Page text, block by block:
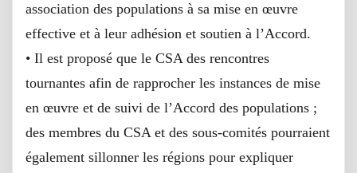
association des populations à sa mise en œuvre
effective et à leur adhésion et soutien à l’Accord.
• Il est proposé que le CSA des rencontres
tournantes afin de rapprocher les instances de mise
en œuvre et de suivi de l’Accord des populations ;
des membres du CSA et des sous-comités pourraient
également sillonner les régions pour expliquer